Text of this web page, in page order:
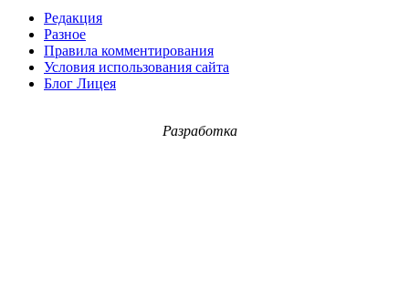
Редакция
Разное
Правила комментирования
Условия использования сайта
Блог Лицея
Разработка